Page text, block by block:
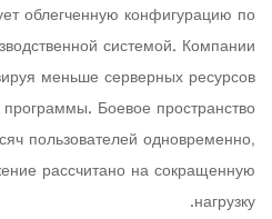
облегченную конфигурацию по
системой. Компании
меньше серверных ресурсов
Боевое пространство
пользователей одновременно,
рассчитано на сокращенную
нагрузку.